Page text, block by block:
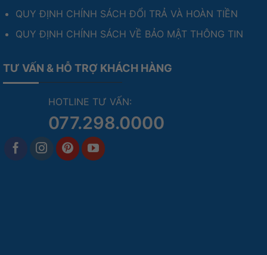
QUY ĐỊNH CHÍNH SÁCH ĐỔI TRẢ VÀ HOÀN TIỀN
QUY ĐỊNH CHÍNH SÁCH VỀ BẢO MẬT THÔNG TIN
TƯ VẤN & HỖ TRỢ KHÁCH HÀNG
HOTLINE TƯ VẤN:
077.298.0000